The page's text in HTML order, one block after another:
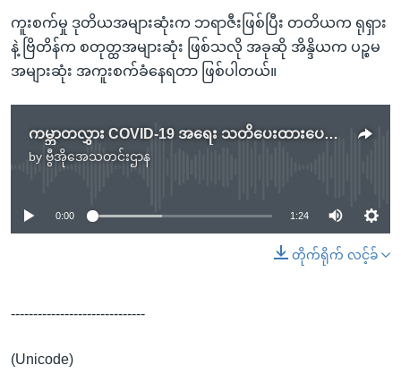
ကူးစက်မှု ဒုတိယအများဆုံးက ဘရာဇီးဖြစ်ပြီး တတိယက ရုရှား
နဲ့ ဗြိတိန်က စတုတ္ထအများဆုံး ဖြစ်သလို အခုဆို အိန္ဒိယက ပဉ္စမ
အများဆုံး အကူးစက်ခံနေရတာ ဖြစ်ပါတယ်။
ကမ္ဘာတလွှား COVID-19 အရေး သတိပေးထားပေမယ့် ဆန္ဒပြပွဲတွေ ပြင်းထန်
by ဗွီအိုအေသတင်းဌာန
No media source currently available
0:00 1:24
တိုက်ရိုက် လင့်ခ်
------------------------------
(Unicode)